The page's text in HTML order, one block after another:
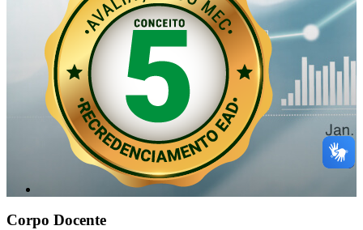
Corpo Docente